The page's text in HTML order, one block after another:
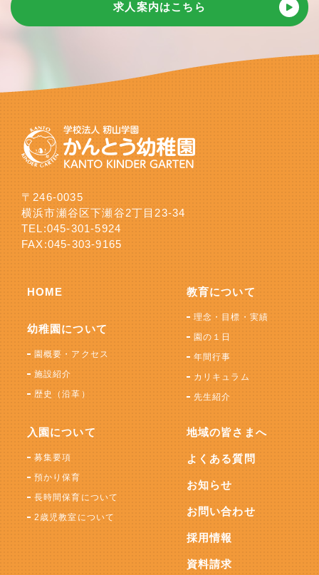
求人案内はこちら
〒246-0035
横浜市瀬谷区下瀬谷2丁目23-34
TEL:045-301-5924
FAX:045-303-9165
HOME
幼稚園について
園概要・アクセス
施設紹介
歴史（沿革）
教育について
理念・目標・実績
園の１日
年間行事
カリキュラム
先生紹介
入園について
募集要項
預かり保育
長時間保育について
2歳児教室について
地域の皆さまへ
よくある質問
お知らせ
お問い合わせ
採用情報
資料請求